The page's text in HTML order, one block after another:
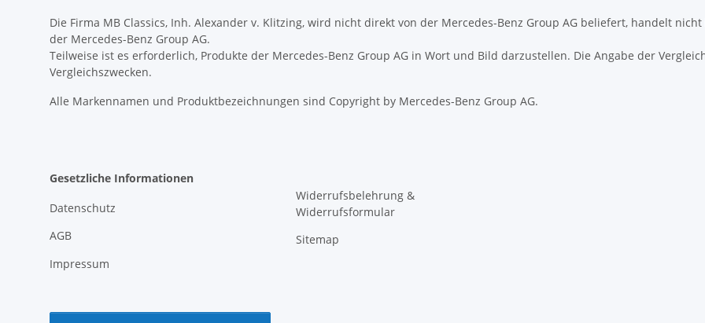
Die Firma MB Classics, Inh. Alexander v. Klitzing, wird nicht direkt von der Mercedes-Benz Group AG beliefert, handelt
der Mercedes-Benz Group AG.
Teilweise ist es erforderlich, Produkte der Mercedes-Benz Group AG in Wort und Bild darzustellen. Die Angabe der
Vergleichszwecken.
Alle Markennamen und Produktbezeichnungen sind Copyright by Mercedes-Benz Group AG.
Gesetzliche Informationen
Datenschutz
AGB
Impressum
Widerrufsbelehrung &
Widerrufsformular
Sitemap